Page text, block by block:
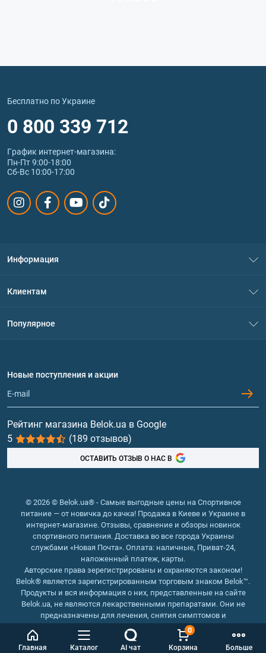
Главная Каталог AI чат Корзина
0
Больше
Бесплатно по Украине
0 800 339 712
График интернет‑магазина:
Пн-Пт 9:00-18:00
Сб-Вс 10:00-17:00
Информация
Политика конфиденциальности
Обмен и возврат
Клиентам
Популярное
Протеин
Гейнеры
Витамины и минералы
Рыбий жир, жирные кислоты
Новые поступления и акции
Рейтинг магазина Belok.ua в Google
5
(189 отзывов)
ОСТАВИТЬ ОТЗЫВ О НАС В
© 2026 © Belok.ua® - Самые выгодные цены на Спортивное
питание — от новичка до качка! Продажа в Киеве и Украине в
интернет-магазине. Отзывы, сравнение и обзоры новинок
спортивного питания. Доставка во все города Украины
службами «Новая Почта». Оплата: наличные, Приват-24,
наложенный платеж, карты.
Авторские права зерегистрированы и охраняются законом!
Belok® является зарегистрированным торговым знаком Belok™.
Продукты и вся информация о них, представленные на сайте
Belok.ua, не являются лекарственными препаратами. Они не
предназначены для лечения, снятия симптомов и
предотвращения болезней.
Интернет магазин Belok.ua
››Интернет магазин спортивного
питания